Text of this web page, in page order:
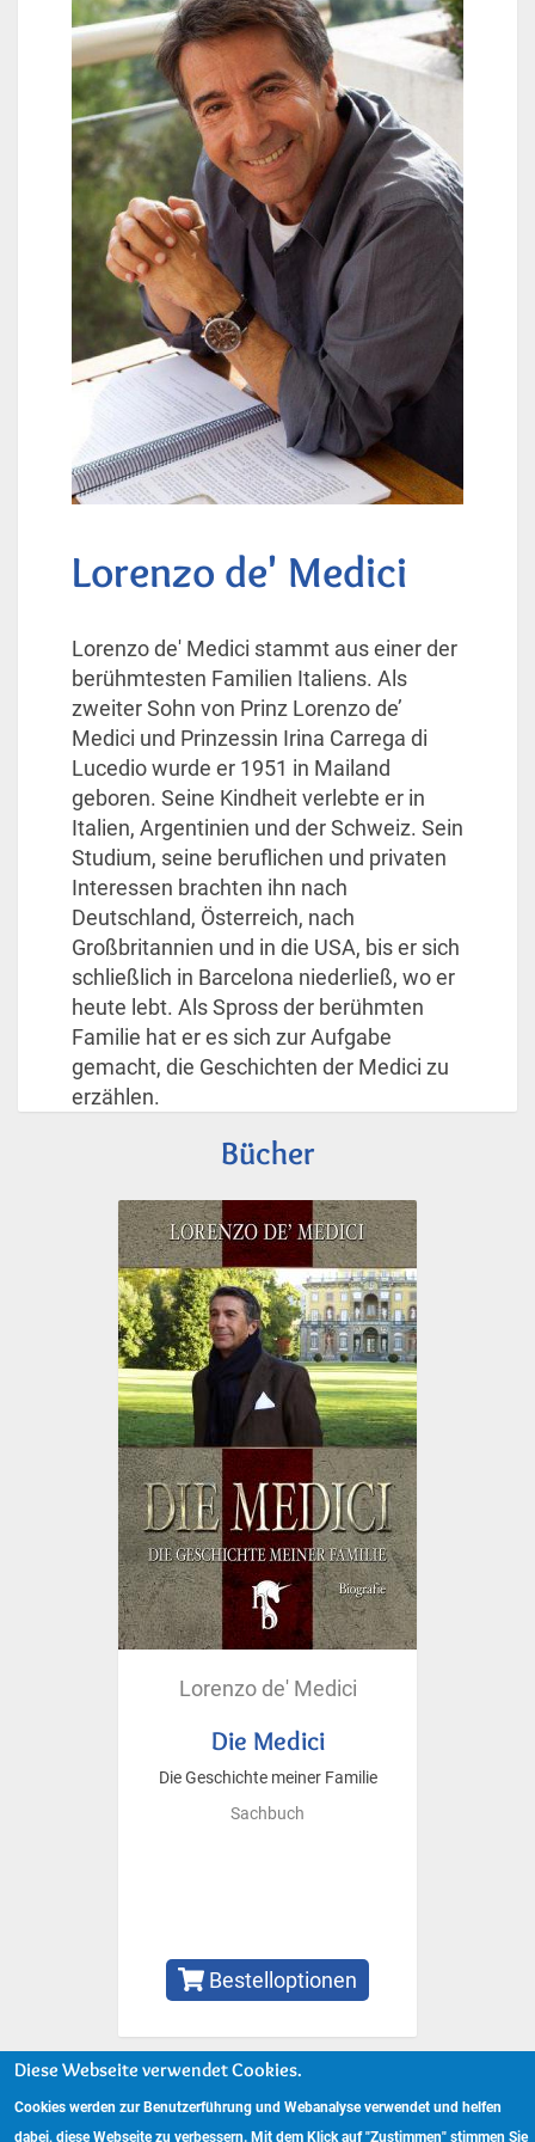
Lorenzo de' Medici
Lorenzo de' Medici stammt aus einer der
berühmtesten Familien Italiens. Als
zweiter Sohn von Prinz Lorenzo de’
Medici und Prinzessin Irina Carrega di
Lucedio wurde er 1951 in Mailand
geboren. Seine Kindheit verlebte er in
Italien, Argentinien und der Schweiz. Sein
Studium, seine beruflichen und privaten
Interessen brachten ihn nach
Deutschland, Österreich, nach
Großbritannien und in die USA, bis er sich
schließlich in Barcelona niederließ, wo er
heute lebt. Als Spross der berühmten
Familie hat er es sich zur Aufgabe
gemacht, die Geschichten der Medici zu
erzählen.
Bücher
Lorenzo de' Medici
Die Medici
Die Geschichte meiner Familie
Sachbuch
Bestelloptionen
Copyright © 2024 www.hockebooks.de – Alle Rechte vorbehalten.
Diese Webseite verwendet Cookies.
Cookies werden zur Benutzerführung und Webanalyse verwendet und helfen
dabei, diese Webseite zu verbessern. Mit dem Klick auf "Zustimmen" stimmen Sie